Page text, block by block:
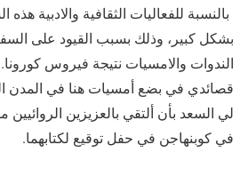
بالنسبة للفعاليات الثقافية والادبية
بشكل كبير، وذلك بسبب القيود على
الندوات والامسيات نتيجة فيروس
قصائدي في بضع أمسيات هنا في المدن
لي السعد بأن ألتقي بالعزيزين
في كوبنهاجن في حفل توقيع لكتابهما.